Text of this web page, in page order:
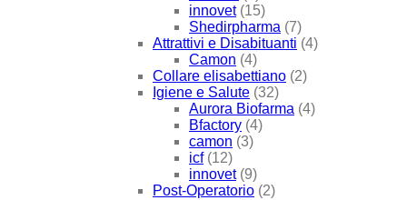
innovet (15)
Shedirpharma (7)
Attrattivi e Disabituanti (4)
Camon (4)
Collare elisabettiano (2)
Igiene e Salute (32)
Aurora Biofarma (4)
Bfactory (4)
camon (3)
icf (12)
innovet (9)
Post-Operatorio (2)